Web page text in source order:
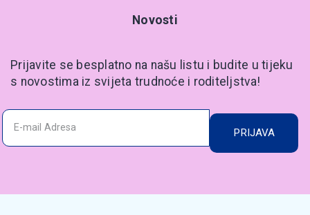
Novosti
Prijavite se besplatno na našu listu i budite u tijeku
s novostima iz svijeta trudnoće i roditeljstva!
PRIJAVA